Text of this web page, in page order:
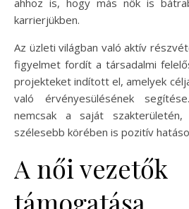
karrierjükben.
Az üzleti világban való aktív
figyelmet fordít a társadalmi
projekteket indított el, amelyek
való érvényesülésének
nemcsak a saját
szélesebb körében is pozitív
A női vezetők
támogatása